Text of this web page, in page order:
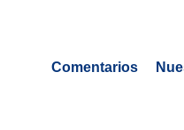
Comentarios